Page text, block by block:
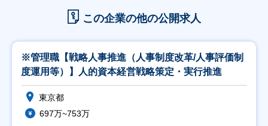
この企業の他の公開求人
※管理職【戦略人事推進（人事制度改革/人事評価制
度運用等）】人的資本経営戦略策定・実行推進
東京都
697万~753万